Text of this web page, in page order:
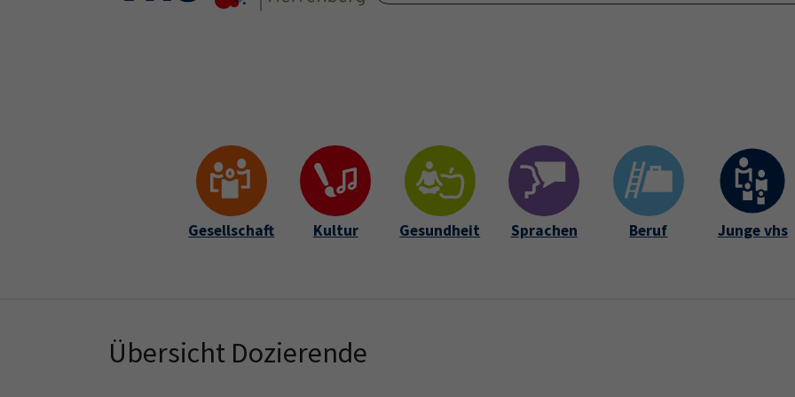
Gesellschaft Kultur Gesundheit Sprachen Beruf Junge vhs
Übersicht Dozierende